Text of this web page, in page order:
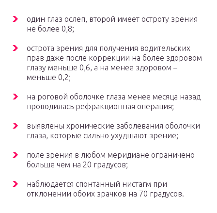
один глаз ослеп, второй имеет остроту зрения
не более 0,8;
острота зрения для получения водительских
прав даже после коррекции на более здоровом
глазу меньше 0,6, а на менее здоровом –
меньше 0,2;
на роговой оболочке глаза менее месяца назад
проводилась рефракционная операция;
выявлены хронические заболевания оболочки
глаза, которые сильно ухудшают зрение;
поле зрения в любом меридиане ограничено
больше чем на 20 градусов;
наблюдается спонтанный нистагм при
отклонении обоих зрачков на 70 градусов.